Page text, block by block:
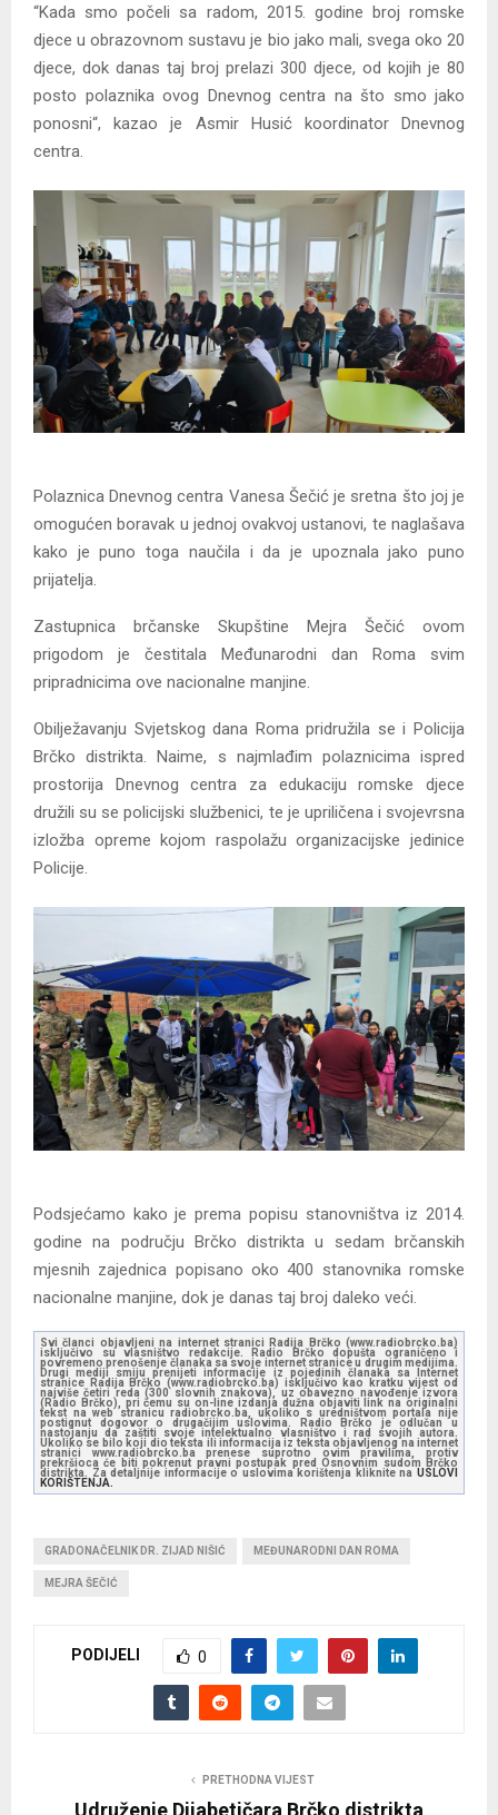
“Kada smo počeli sa radom, 2015. godine broj romske
djece u obrazovnom sustavu je bio jako mali, svega oko 20
djece, dok danas taj broj prelazi 300 djece, od kojih je 80
posto polaznika ovog Dnevnog centra na što smo jako
ponosni“, kazao je Asmir Husić koordinator Dnevnog
centra.
Polaznica Dnevnog centra Vanesa Šečić je sretna što joj je
omogućen boravak u jednoj ovakvoj ustanovi, te naglašava
kako je puno toga naučila i da je upoznala jako puno
prijatelja.
Zastupnica brčanske Skupštine Mejra Šečić ovom
prigodom je čestitala Međunarodni dan Roma svim
pripradnicima ove nacionalne manjine.
Obilježavanju Svjetskog dana Roma pridružila se i Policija
Brčko distrikta. Naime, s najmlađim polaznicima ispred
prostorija Dnevnog centra za edukaciju romske djece
družili su se policijski službenici, te je upriličena i svojevrsna
izložba opreme kojom raspolažu organizacijske jedinice
Policije.
Podsjećamo kako je prema popisu stanovništva iz 2014.
godine na području Brčko distrikta u sedam brčanskih
mjesnih zajednica popisano oko 400 stanovnika romske
nacionalne manjine, dok je danas taj broj daleko veći.
Svi članci objavljeni na internet stranici Radija Brčko (www.radiobrcko.ba)
isključivo su vlasništvo redakcije. Radio Brčko dopušta ograničeno i
povremeno prenošenje članaka sa svoje internet stranice u drugim medijima.
Drugi mediji smiju prenijeti informacije iz pojedinih članaka sa Internet
stranice Radija Brčko (www.radiobrcko.ba) isključivo kao kratku vijest od
najviše četiri reda (300 slovnih znakova), uz obavezno navođenje izvora
(Radio Brčko), pri čemu su on-line izdanja dužna objaviti link na originalni
tekst na web stranicu radiobrcko.ba, ukoliko s uredništvom portala nije
postignut dogovor o drugačijim uslovima. Radio Brčko je odlučan u
nastojanju da zaštiti svoje intelektualno vlasništvo i rad svojih autora.
Ukoliko se bilo koji dio teksta ili informacija iz teksta objavljenog na internet
stranici www.radiobrcko.ba prenese suprotno ovim pravilima, protiv
prekršioca će biti pokrenut pravni postupak pred Osnovnim sudom Brčko
distrikta. Za detaljnije informacije o uslovima korištenja kliknite na USLOVI
KORIŠTENJA.
GRADONAČELNIK DR. ZIJAD NIŠIĆ MEĐUNARODNI DAN ROMA
MEJRA ŠEČIĆ
PODIJELI 0
PRETHODNA VIJEST
Udruženje Dijabetičara Brčko distrikta